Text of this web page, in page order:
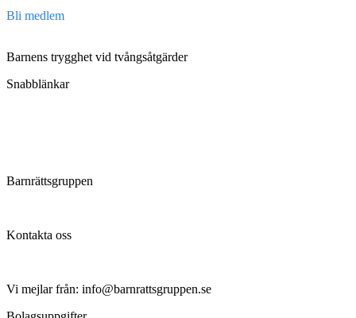
Bli medlem
Barnens trygghet vid tvångsåtgärder
Snabblänkar
Barnrättsgruppen
Kontakta oss
Vi mejlar från: info@barnrattsgruppen.se